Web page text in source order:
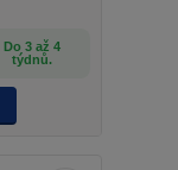
Do 3 až 4
týdnů.